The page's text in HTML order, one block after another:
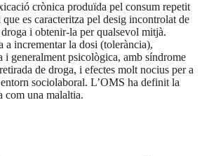
crònica produïda pel consum repetit
que es caracteritza pel desig incontrolat de
i obtenir-la per qualsevol mitjà.
a incrementar la dosi (tolerància),
i generalment psicològica, amb síndrome
de droga, i efectes molt nocius per a
sociolaboral. L’OMS ha definit la
com una malaltia.